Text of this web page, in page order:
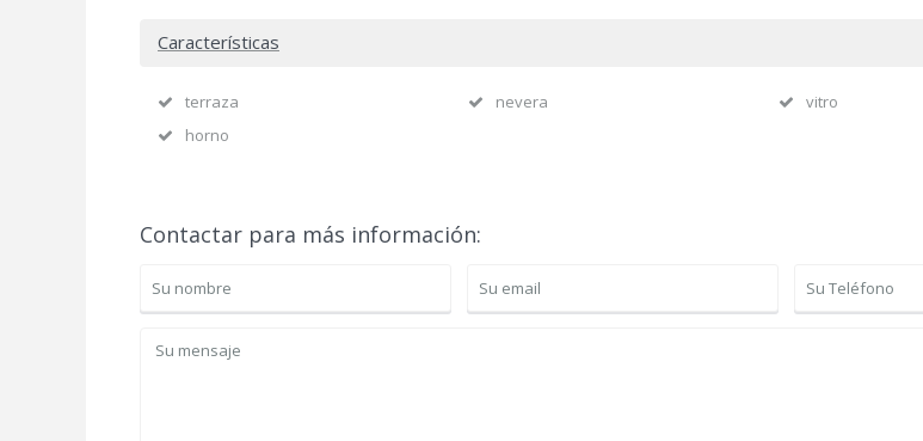
Características
terraza nevera
vitro
horno
Contactar para más información: